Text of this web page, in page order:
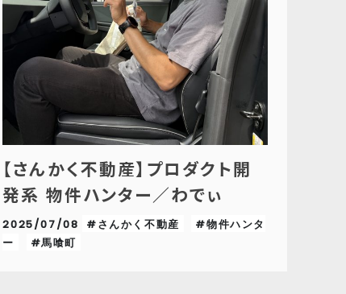
【さんかく不動産】プロダクト開
発系 物件ハンター／わでぃ
2025/07/08 #さんかく不動産
#物件ハンタ
ー
#馬喰町